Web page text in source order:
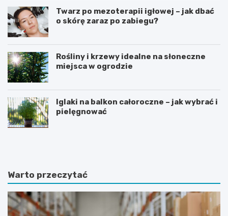
Twarz po mezoterapii igłowej – jak dbać
o skórę zaraz po zabiegu?
Rośliny i krzewy idealne na słoneczne
miejsca w ogrodzie
Iglaki na balkon całoroczne – jak wybrać i
pielęgnować
R
n
y
d
o
n
C
e
t
a
m
o
Warto przeczytać